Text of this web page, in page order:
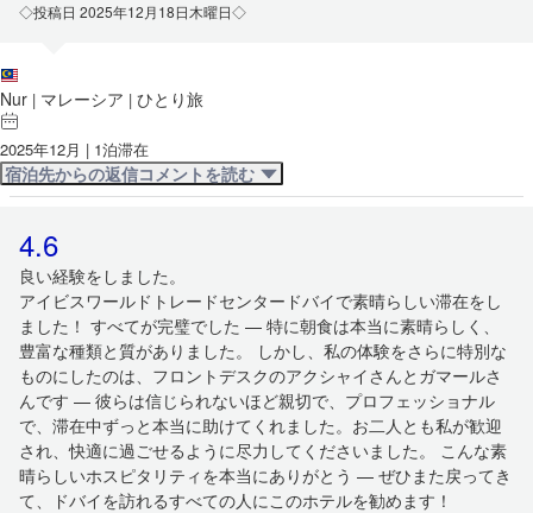
◇投稿日 2025年12月18日木曜日◇
Nur | マレーシア | ひとり旅
2025年12月 | 1泊滞在
宿泊先からの返信コメントを読む
4.6
良い経験をしました。
アイビスワールドトレードセンタードバイで素晴らしい滞在をし
ました！ すべてが完璧でした — 特に朝食は本当に素晴らしく、
豊富な種類と質がありました。 しかし、私の体験をさらに特別な
ものにしたのは、フロントデスクのアクシャイさんとガマールさ
んです — 彼らは信じられないほど親切で、プロフェッショナル
で、滞在中ずっと本当に助けてくれました。お二人とも私が歓迎
され、快適に過ごせるように尽力してくださいました。 こんな素
晴らしいホスピタリティを本当にありがとう — ぜひまた戻ってき
て、ドバイを訪れるすべての人にこのホテルを勧めます！